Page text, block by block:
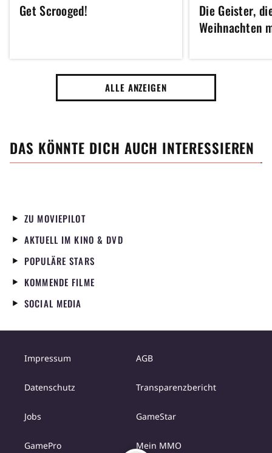
Get Scrooged!
Die Geister,
Weihnachten
ALLE ANZEIGEN
DAS KÖNNTE DICH AUCH INTERESSIEREN
ZU MOVIEPILOT
AKTUELL IM KINO & DVD
POPULÄRE STARS
KOMMENDE FILME
SOCIAL MEDIA
Impressum AGB
Datenschutz Transparenzbericht
Jobs GameStar
GamePro Mein MMO